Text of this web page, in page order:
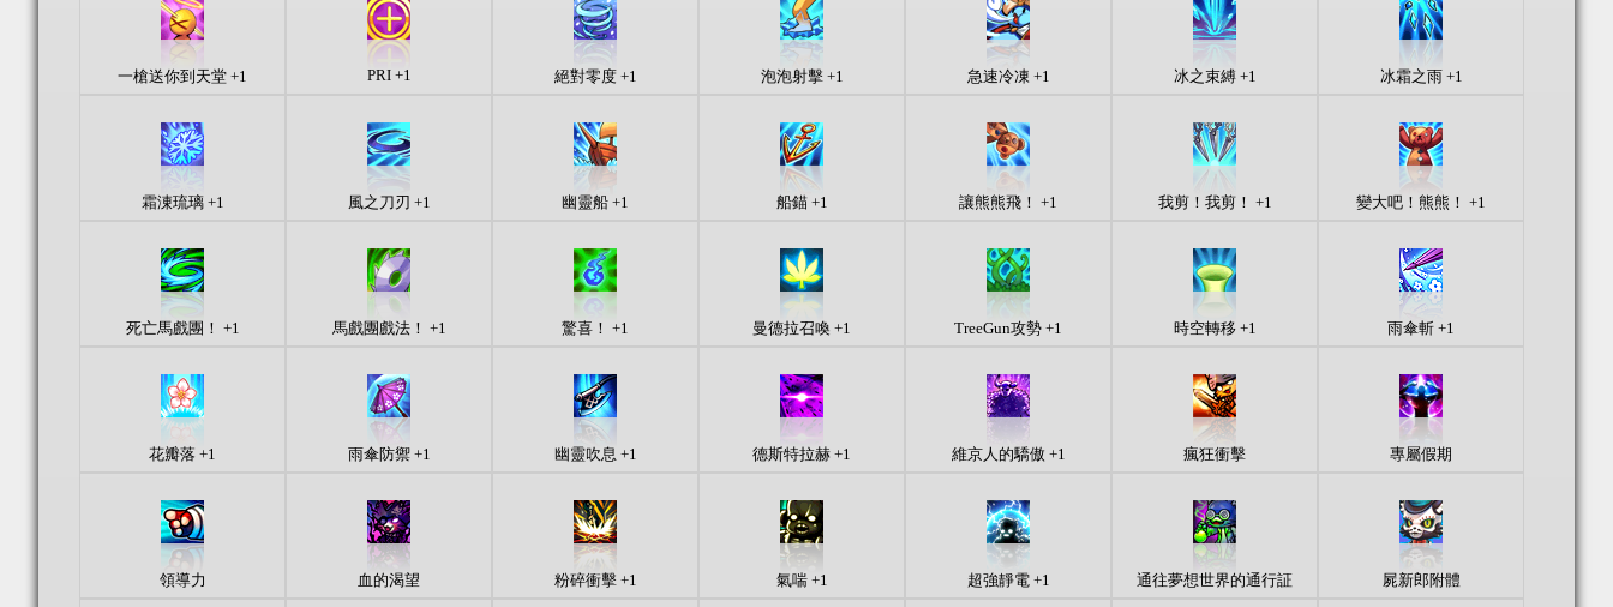
一槍送你到天堂 +1 PRI +1 絕對零度 +1 泡泡射擊 +1 急速冷凍 +1 冰之束縛 +1 冰霜之雨 +1
霜涷琉璃 +1 風之刀刃 +1 幽靈船 +1 船錨 +1 讓熊熊飛！ +1 我剪！我剪！ +1 變大吧！熊熊！ +1
死亡馬戲團！ +1 馬戲團戲法！ +1 驚喜！ +1 曼德拉召喚 +1 TreeGun攻勢 +1 時空轉移 +1 雨傘斬 +1
花瓣落 +1 雨傘防禦 +1 幽靈吹息 +1 德斯特拉赫 +1 維京人的驕傲 +1 瘋狂衝擊 專屬假期
領導力 血的渴望 粉碎衝擊 +1 氣喘 +1 超強靜電 +1 通往夢想世界的通行証 屍新郎附體